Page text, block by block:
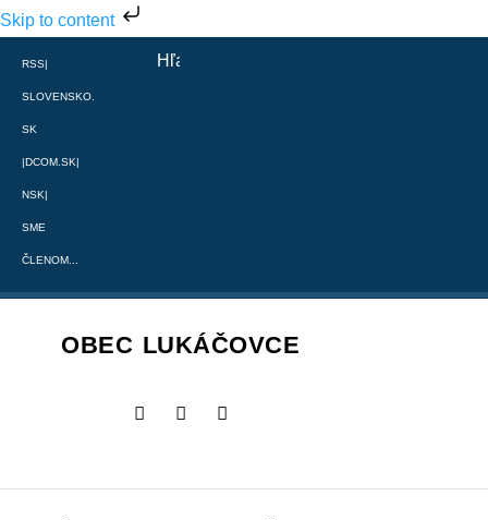
Skip to content
RSS|
SLOVENSKO.
SK
|DCOM.SK|
NSK|
SME
ČLENOM...
OBEC LUKÁČOVCE